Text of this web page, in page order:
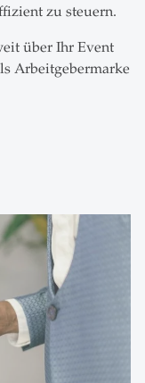
zu steuern.
über Ihr Event
Arbeitgebermarke